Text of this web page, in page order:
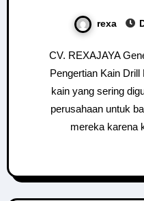
rexa
CV. REXAJAYA General Supplier & Contractor
Pengertian Kain
kain yang sering
perusahaan untuk
mereka karena